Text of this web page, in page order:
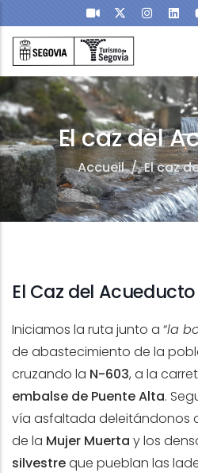
Aller au contenu principal
El caz del
Accueil/ El caz
El Caz del Acueducto
Iniciamos la ruta junto a “la
de abastecimiento de la
cruzando la N-603, a la
embalse de Puente Alta.
vía asfaltada deleitándonos
de la Mujer Muerta y los
silvestreque pueblan las